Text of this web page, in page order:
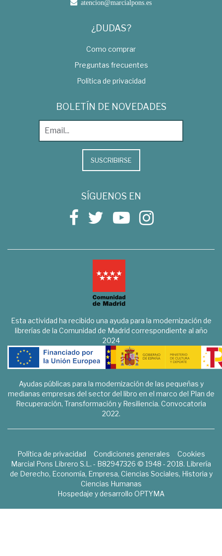
atencion@marcialpons.es
¿DUDAS?
Como comprar
Preguntas frecuentes
Política de privacidad
BOLETÍN DE NOVEDADES
SUSCRIBIRSE
SÍGUENOS EN
Esta actividad ha recibido una ayuda para la modernización de
librerías de la Comunidad de Madrid correspondiente al año
2024
Ayudas públicas para la modernización de las pequeñas y
medianas empresas del sector del libro en el marco del Plan de
Recuperación, Transformación y Resiliencia. Convocatoria
2022.
Política de privacidad Condiciones generales
Cookies
Marcial Pons Librero S.L. - B82947326 © 1948 - 2018. Librería
de Derecho, Economía, Empresa, Ciencias Sociales, Historia y
Ciencias Humanas
Hospedaje y desarrollo OPTYMA